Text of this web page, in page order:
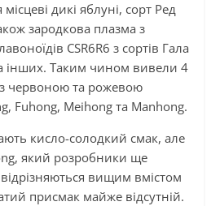
дикі яблуні, сорт Ред
зародкова плазма з
CSR6R6 з сортів Гала
інших. Таким чином вивели 4
червоною та рожевою
Fuhong, Meihong та Manhong.
кисло-солодкий смак, але
який розробники ще
вищим вмістом
присмак майже відсутній.